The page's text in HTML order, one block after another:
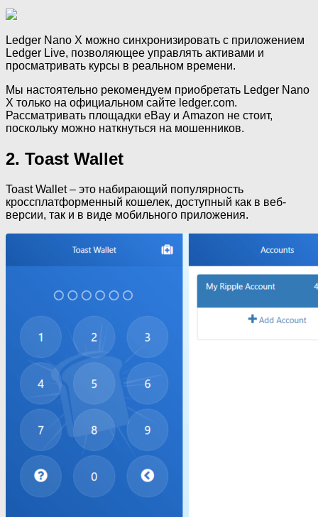
Ledger Nano X можно синхронизировать с приложением
Ledger Live, позволяющее управлять активами и
просматривать курсы в реальном времени.
Мы настоятельно рекомендуем приобретать Ledger Nano
X только на официальном сайте ledger.com.
Рассматривать площадки eBay и Amazon не стоит,
поскольку можно наткнуться на мошенников.
2. Toast Wallet
Toast Wallet – это набирающий популярность
кроссплатформенный кошелек, доступный как в веб-
версии, так и в виде мобильного приложения.